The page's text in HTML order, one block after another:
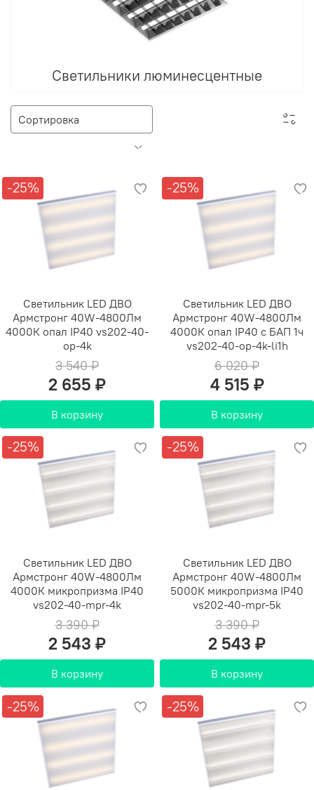
Светильники люминесцентные
-25%
Светильник LED ДВО
Армстронг 40W-4800Лм
4000К опал IP40 vs202-40-
op-4k
3 540 ₽
2 655 ₽
В корзину
-25%
Светильник LED ДВО
Армстронг 40W-4800Лм
4000К опал IP40 с БАП 1ч
vs202-40-op-4k-li1h
6 020 ₽
4 515 ₽
В корзину
-25%
Светильник LED ДВО
Армстронг 40W-4800Лм
4000К микропризма IP40
vs202-40-mpr-4k
3 390 ₽
2 543 ₽
В корзину
-25%
Светильник LED ДВО
Армстронг 40W-4800Лм
5000К микропризма IP40
vs202-40-mpr-5k
3 390 ₽
2 543 ₽
В корзину
-25% -25%